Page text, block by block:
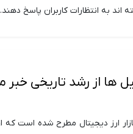
به انتظارات کاربران پاسخ دهند.
ها از رشد تاریخی خبر
ارز دیجیتال مطرح شده است که